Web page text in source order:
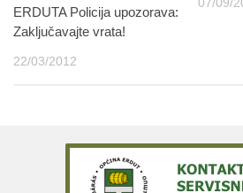
ERDUTA Policija upozorava:
Zaključavajte vrata!
22/03/2012